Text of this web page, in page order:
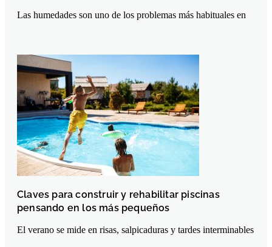
Las humedades son uno de los problemas más habituales en
Claves para construir y rehabilitar piscinas
pensando en los más pequeños
El verano se mide en risas, salpicaduras y tardes interminables